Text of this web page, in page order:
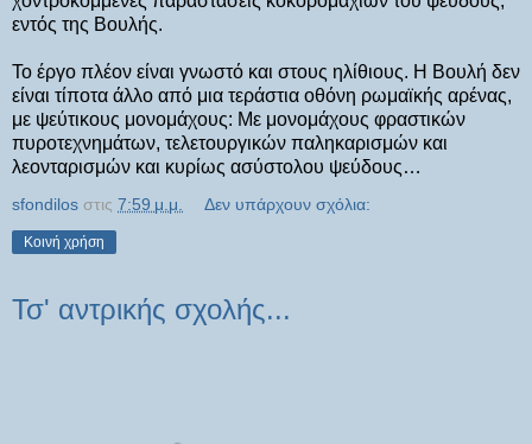
εντός της Βουλής.
Το έργο πλέον είναι γνωστό και στους ηλίθιους. Η Βουλή δεν
είναι τίποτα άλλο από μια τεράστια οθόνη ρωμαϊκής αρένας,
με ψεύτικους μονομάχους: Με μονομάχους φραστικών
πυροτεχνημάτων, τελετουργικών παληκαρισμών και
λεονταρισμών και κυρίως ασύστολου ψεύδους…
sfondilos στις 7:59 μ.μ. Δεν υπάρχουν σχόλια:
Κοινή χρήση
Τσ' αντρικής σχολής...